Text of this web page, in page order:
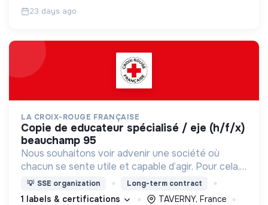
23 days ago
LA CROIX-ROUGE FRANÇAISE
copie de educateur spécialisé / eje (h/f/x)
beauchamp 95
Nous souhaitons voir advenir une société où
chacun se sente utile et capable d’agir. Pour cela,
nous proposons des moyens et des lieux
d’engagement innovants et adaptés à tous.
💡 SSE organization Long-term contract
1 labels & certifications
TAVERNY, France